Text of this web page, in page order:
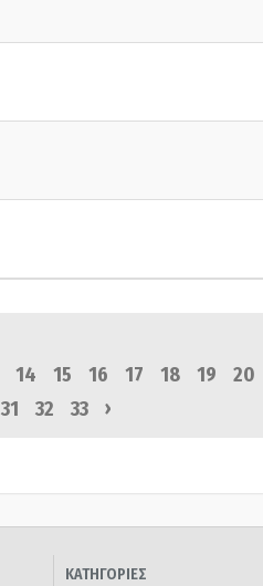
14 15 16 17 18 19
20
31 32 33 ›
ΚΑΤΗΓΟΡΙΕΣ